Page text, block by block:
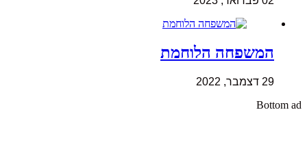
המשפחה הלוחמת
29 דצמבר, 2022
Bottom ad